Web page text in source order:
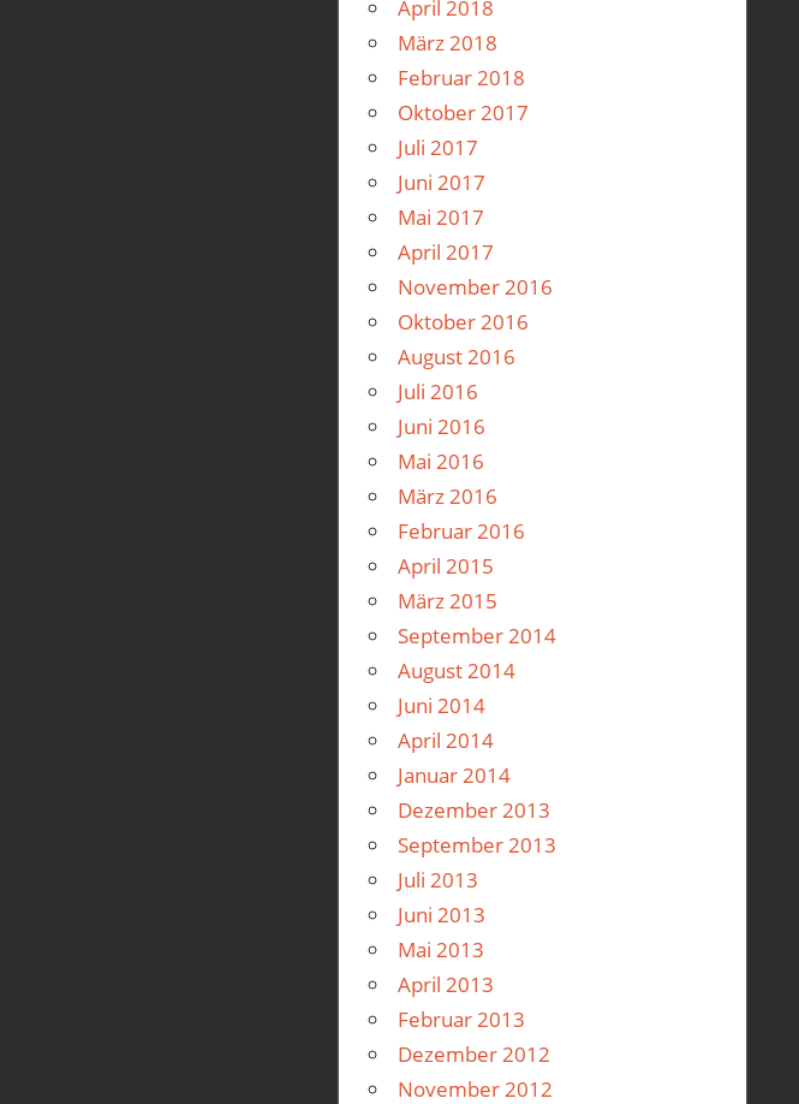
April 2018
März 2018
Februar 2018
Oktober 2017
Juli 2017
Juni 2017
Mai 2017
April 2017
November 2016
Oktober 2016
August 2016
Juli 2016
Juni 2016
Mai 2016
März 2016
Februar 2016
April 2015
März 2015
September 2014
August 2014
Juni 2014
April 2014
Januar 2014
Dezember 2013
September 2013
Juli 2013
Juni 2013
Mai 2013
April 2013
Februar 2013
Dezember 2012
November 2012